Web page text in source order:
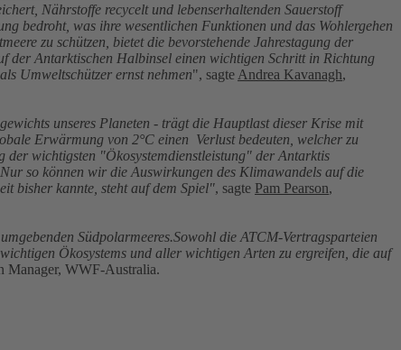
Nährstoffe recycelt und lebenserhaltenden Sauerstoff
bedroht, was ihre wesentlichen Funktionen und das Wohlergehen
zu schützen, bietet die bevorstehende Jahrestagung der
der Antarktischen Halbinsel einen wichtigen Schritt in Richtung
Umweltschützer ernst nehmen", sagte Andrea Kavanagh,
unseres Planeten - trägt die Hauptlast dieser Krise mit
Erwärmung von 2°C einen Verlust bedeuten, welcher zu
der wichtigsten "Ökosystemdienstleistung" der Antarktis
so können wir die Auswirkungen des Klimawandels auf die
bisher kannte, steht auf dem Spiel", sagte Pam Pearson,
Südpolarmeeres.Sowohl die ATCM-Vertragsparteien
Ökosystems und aller wichtigen Arten zu ergreifen, die auf
Manager, WWF-Australia.